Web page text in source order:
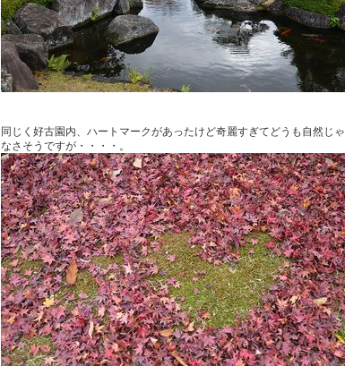
同じく好古園内、 ハートマークがあったけど奇麗すぎてどうも自然じゃ
なさそうですが・・・・。